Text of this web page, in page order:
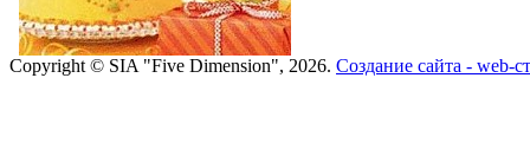
Copyright © SIA "Five Dimension", 2026. Создание сайта - web-